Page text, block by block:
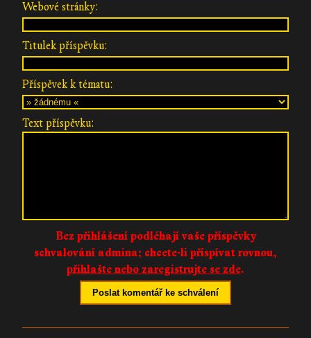
Webové stránky:
Titulek příspěvku:
Příspěvek k tématu:
Text příspěvku:
Bez přihlášení podléhají vaše příspěvky
schvalování admina; chcete-li příspívat rovnou,
přihlašte nebo zaregistrujte se zde.
Poslat komentář ke schválení